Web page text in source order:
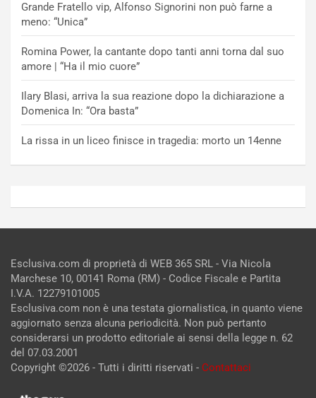
Grande Fratello vip, Alfonso Signorini non può farne a
meno: “Unica”
Romina Power, la cantante dopo tanti anni torna dal suo
amore | “Ha il mio cuore”
Ilary Blasi, arriva la sua reazione dopo la dichiarazione a
Domenica In: “Ora basta”
La rissa in un liceo finisce in tragedia: morto un 14enne
Esclusiva.com di proprietà di WEB 365 SRL - Via Nicola
Marchese 10, 00141 Roma (RM) - Codice Fiscale e Partita
I.V.A. 12279101005
Esclusiva.com non è una testata giornalistica, in quanto viene
aggiornato senza alcuna periodicità. Non può pertanto
considerarsi un prodotto editoriale ai sensi della legge n. 62
del 07.03.2001
Copyright ©2026 - Tutti i diritti riservati - Contattaci